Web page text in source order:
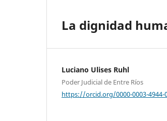
La dignidad
Luciano Ulises Ruhl
Poder Judicial de Entre Ríos
https://orcid.org/0000-0003-4944-